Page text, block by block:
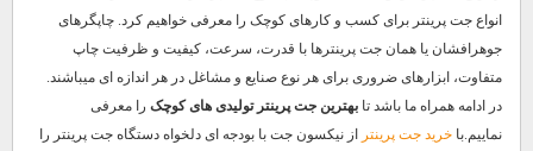
انواع جت پرینتر برای کسب و کارهای کوچک را معرفی خواهیم کرد. چاپگرهای
جوهرافشان یا همان جت پرینترها با قدرت، سرعت، کیفیت و ظرفیت چاپ
متفاوت، ابزارهای ضروری برای هر نوع صنایع و مشاغل در هر اندازه ای میباشند.
در ادامه همراه ما باشد تا بهترین جت پرینتر تولیدی های کوچک را معرفی
نماییم.با خرید جت پرینتر از نیکسون جت با بودجه ای دلخواه دستگاه جت پرینتر را